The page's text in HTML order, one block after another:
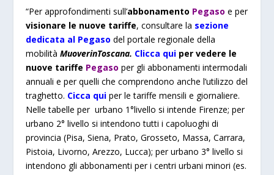
“Per approfondimenti sull’abbonamento Pegaso e per
visionare le nuove tariffe, consultare la sezione
dedicata al Pegaso del portale regionale della
mobilitàMuoverinToscana. Clicca qui per vedere le
nuove tariffe Pegaso per gli abbonamenti intermodali
annuali e per quelli che comprendono anche l’utilizzo del
traghetto. Cicca qui per le tariffe mensili e giornaliere.
Nelle tabelle per urbano 1°livello si intende Firenze; per
urbano 2° livello si intendono tutti i capoluoghi di
provincia (Pisa, Siena, Prato, Grosseto, Massa, Carrara,
Pistoia, Livorno, Arezzo, Lucca); per urbano 3° livello si
intendono gli abbonamenti per i centri urbani minori (es.